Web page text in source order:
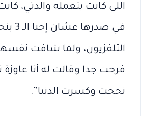
اللي كانت بتعمله والدتي،
في
التلفزيون، ولما شافت
فرحت جدا وقالت له أنا عاوزة
نجحت وكسرت الدنيا”.